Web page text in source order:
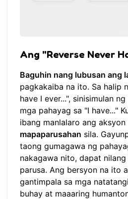
Ang "Reverse Never
Baguhin nang lubusan ang
pagkakaiba na ito. Sa halip
have I ever...", sinisimulan
mga pahayag sa "I have..."
ibang manlalaro ang aksyon
mapaparusahan sila.
taong gumagawa ng
nakagawa nito, dapat
parusa. Ang bersyon na ito
gantimpala sa mga
buhay at maaaring